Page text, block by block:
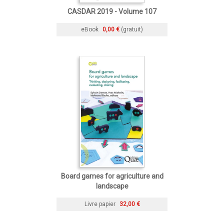
CASDAR 2019 - Volume 107
eBook 0,00 € (gratuit)
Board games for agriculture and
landscape
Livre papier 32,00 €